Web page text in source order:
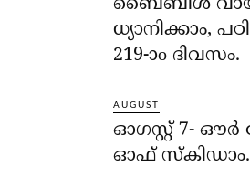
ബൈബിൾ
ധ്യാനിക്കാം,
219-ാo ദിവസം.
AUGUST
ഓഗസ്റ്റ് 7- ഔര്‍
ഓഫ് സ്‌കിഡാം.